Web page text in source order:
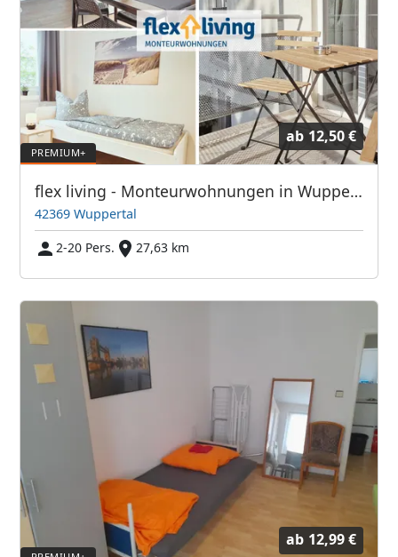
ab 12,50 €
flex living - Monteurwohnungen in Wuppertal (DEU|EN|PL|HU|RU)
42369 Wuppertal
2-20 Pers.
27,63 km
ab 12,99 €